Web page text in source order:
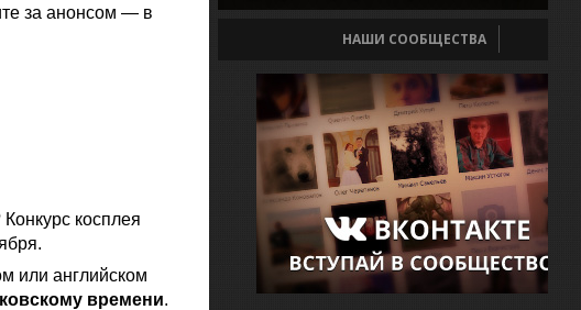
за анонсом — в
косплея
или английском
времени.
НАШИ СООБЩЕСТВА